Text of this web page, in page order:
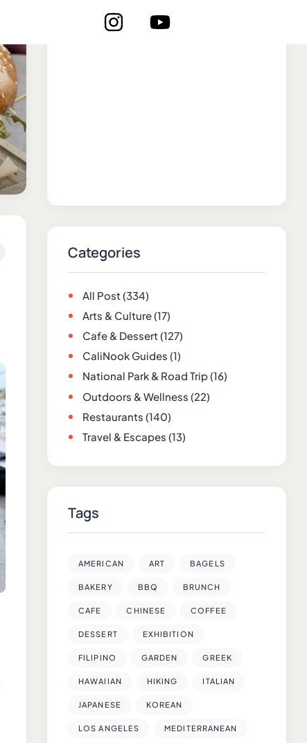
Categories
All Post(334)
Arts & Culture(17)
Cafe & Dessert(127)
CaliNook Guides (1)
National Park & Road Trip(16)
Outdoors & Wellness (22)
Restaurants (140)
Travel & Escapes (13)
Tags
AMERICAN ART BAGELS
BAKERY BBQ BRUNCH
CAFE CHINESE COFFEE
DESSERT EXHIBITION
FILIPINO GARDEN GREEK
HAWAIIAN HIKING ITALIAN
JAPANESE KOREAN
LOS ANGELES MEDITERRANEAN